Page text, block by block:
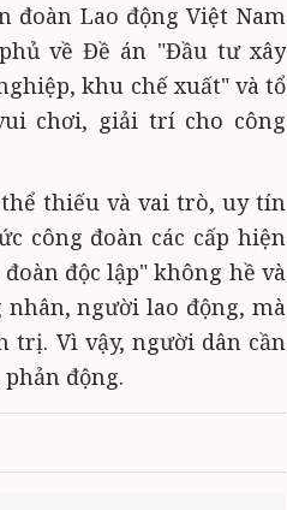
đoàn Lao động Việt Nam
về Đề án "Đầu tư xây
khu chế xuất" và tổ
chơi, giải trí cho công
thiếu và vai trò, uy tín
công đoàn các cấp hiện
độc lập" không hề và
người lao động, mà
trị. Vì vậy, người dân cần
động.